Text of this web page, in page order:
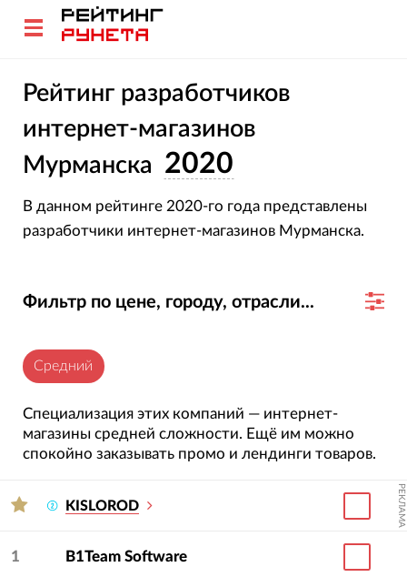
Рейтинг разработчиков
интернет-магазинов
Мурманска 2020
В данном рейтинге 2020-го года представлены
разработчики интернет-магазинов Мурманска.
Фильтр по цене, городу, отрасли...
Средний
Специализация этих компаний — интернет-
магазины средней сложности. Ещё им можно
спокойно заказывать промо и лендинги товаров.
KISLOROD РЕКЛАМА
1 B1Team Software